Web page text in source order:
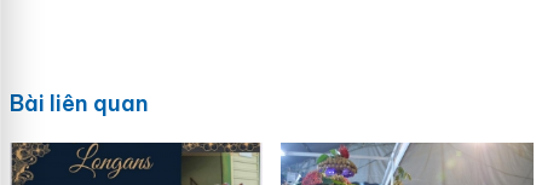
Bài liên quan